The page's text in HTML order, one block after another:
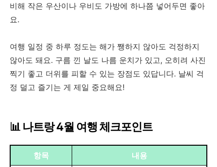
비해 작은 우산이나 우비도 가방에 하나쯤 넣어두면 좋아
요.
여행 일정 중 하루 정도는 해가 쨍하지 않아도 걱정하지
않아도 돼요. 구름 낀 날도 나름 운치가 있고, 오히려 사진
찍기 좋고 더위를 피할 수 있는 장점도 있답니다. 날씨 걱
정 덜고 즐기는 게 제일 중요해요!
📊 나트랑 4월 여행 체크포인트
항목 내용